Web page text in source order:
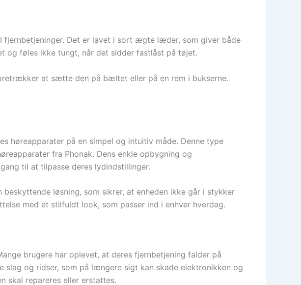
Det er lavet i sort ægte læder, som giver både
og føles ikke tungt, når det sidder fastlåst på tøjet.
at sætte den på bæltet eller på en rem i bukserne.
høreapparater på en simpel og intuitiv måde. Denne type
fra Phonak. Dens enkle opbygning og
til at tilpasse deres lydindstillinger.
løsning, som sikrer, at enheden ikke går i stykker
med et stilfuldt look, som passer ind i enhver hverdag.
brugere har oplevet, at deres fjernbetjening falder på
og ridser, som på længere sigt kan skade elektronikken og
skal repareres eller erstattes.